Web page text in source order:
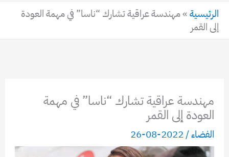
الرئيسية»مهندسة عراقية تشارك “ناسا” في مهمة العودة
إلى القمر
مهندسة عراقية تشارك “ناسا” في مهمة
العودة إلى القمر
الفضاء/
2022-08-26